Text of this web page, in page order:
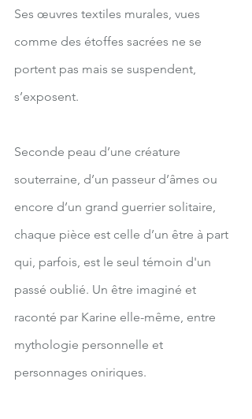
Ses œuvres textiles murales, vues
comme des étoffes sacrées ne se
portent pas mais se suspendent,
s’exposent.
Seconde peau d’une créature
souterraine, d’un passeur d’âmes ou
encore d’un grand guerrier solitaire,
chaque pièce est celle d’un être à part
qui, parfois, est le seul témoin d'un
passé oublié. Un être imaginé et
raconté par Karine elle-même, entre
mythologie personnelle et
personnages oniriques.